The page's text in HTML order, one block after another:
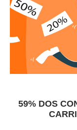
59% DOS